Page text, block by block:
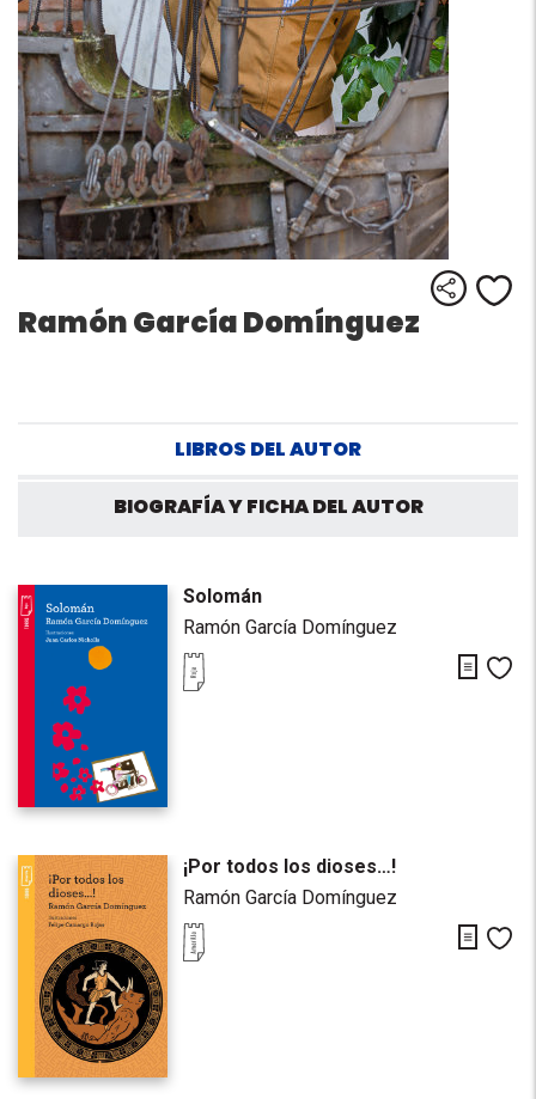
Ramón García Domínguez
LIBROS DEL AUTOR
BIOGRAFÍA Y FICHA DEL AUTOR
Solomán
Ramón García Domínguez
¡Por todos los dioses…!
Ramón García Domínguez